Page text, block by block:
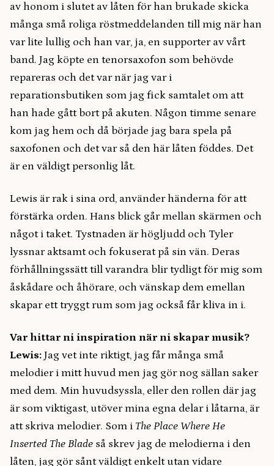
av honom i slutet av låten för han brukade skicka
många små roliga röstmeddelanden till mig när han
var lite lullig och han var, ja, en supporter av vårt
band. Jag köpte en tenorsaxofon som behövde
repareras och det var när jag var i
reparationsbutiken som jag fick samtalet om att
han hade gått bort på akuten. Någon timme senare
kom jag hem och då började jag bara spela på
saxofonen och det var så den här låten föddes. Det
är en väldigt personlig låt.
Lewis är rak i sina ord, använder händerna för att
förstärka orden. Hans blick går mellan skärmen och
något i taket. Tystnaden är högljudd och Tyler
lyssnar aktsamt och fokuserat på sin vän. Deras
förhållningssätt till varandra blir tydligt för mig som
åskådare och åhörare, och vänskap dem emellan
skapar ett tryggt rum som jag också får kliva in i.
Var hittar ni inspiration när ni skapar musik?
Lewis: Jag vet inte riktigt, jag får många små
melodier i mitt huvud men jag gör nog sällan saker
med dem. Min huvudsyssla, eller den rollen där jag
är som viktigast, utöver mina egna delar i låtarna, är
att skriva melodier. Som i The Place Where He
Inserted The Blade så skrev jag de melodierna i den
låten, jag gör sånt väldigt enkelt utan vidare